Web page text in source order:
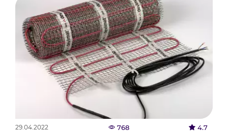
29.04.2022 768 4.7